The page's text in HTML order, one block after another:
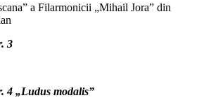
a Filarmonicii „Mihail Jora” din
3
4 „Ludus modalis”